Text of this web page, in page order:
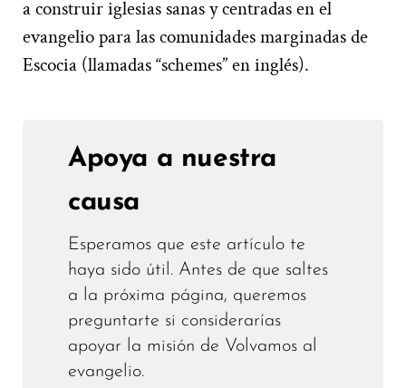
a construir iglesias sanas y centradas en el
evangelio para las comunidades marginadas de
Escocia (llamadas “schemes” en inglés).
Apoya a nuestra
causa
Esperamos que este artículo te
haya sido útil. Antes de que saltes
a la próxima página, queremos
preguntarte si considerarías
apoyar la misión de Volvamos al
evangelio.